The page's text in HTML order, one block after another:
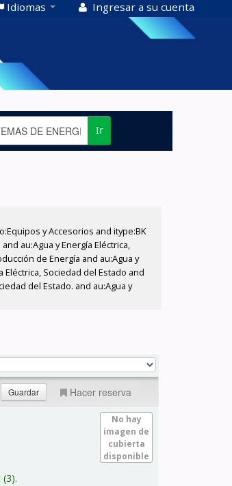
Idiomas Ingresar a su cuenta
Ir
y Accesorios and itype:BK
au:Agua y Energía Eléctrica,
de Energía and au:Agua y
Eléctrica, Sociedad del Estado and
del Estado. and au:Agua y
Hacer reserva
No hay
imagen de
cubierta
disponible
(3).